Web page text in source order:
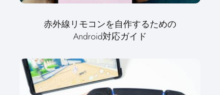
赤外線リモコンを自作するための
Android対応ガイド